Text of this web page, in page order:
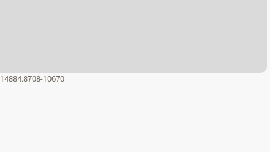
14884.8708-10670